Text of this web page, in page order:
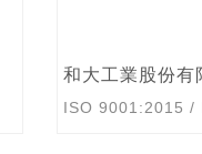
廠內訓/
瀚宇彩晶股份有
CSR /AS 9100 /